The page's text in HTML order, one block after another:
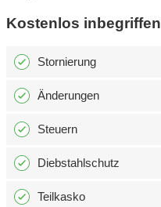
Kostenlos inbegriffen
Stornierung
Änderungen
Steuern
Diebstahlschutz
Teilkasko